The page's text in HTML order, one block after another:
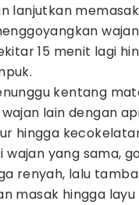
lanjutkan
15 menit lagi
kentang
lain dengan
hingga
wajan yang sama,
renyah, lalu
masak hingga